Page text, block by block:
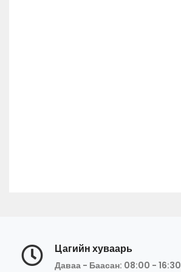
Цагийн хуваарь
Даваа - Баасан: 08:00 - 16:30